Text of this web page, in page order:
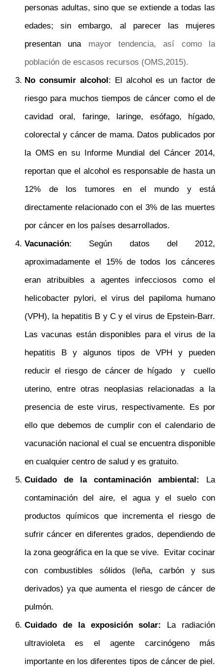
personas adultas, sino que se extiende a todas las
edades; sin embargo, al parecer las mujeres
presentan una mayor tendencia, así como la
población de escasos recursos (OMS,2015).
No consumir alcohol: El alcohol es un factor de
riesgo para muchos tiempos de cáncer como el de
cavidad oral, faringe, laringe, esófago, hígado,
colorectal y cáncer de mama. Datos publicados por
la OMS en su Informe Mundial del Cáncer 2014,
reportan que el alcohol es responsable de hasta un
12% de los tumores en el mundo y está
directamente relacionado con el 3% de las muertes
por cáncer en los países desarrollados.
Vacunación: Según datos del 2012,
aproximadamente el 15% de todos los cánceres
eran atribuibles a agentes infecciosos como el
helicobacter pylori, el virus del papiloma humano
(VPH), la hepatitis B y C y el virus de Epstein-Barr.
Las vacunas están disponibles para el virus de la
hepatitis B y algunos tipos de VPH y pueden
reducir el riesgo de cáncer de hígado y cuello
uterino, entre otras neoplasias relacionadas a la
presencia de este virus, respectivamente. Es por
ello que debemos de cumplir con el calendario de
vacunación nacional el cual se encuentra disponible
en cualquier centro de salud y es gratuito.
Cuidado de la contaminación ambiental: La
contaminación del aire, el agua y el suelo con
productos químicos que incrementa el riesgo de
sufrir cáncer en diferentes grados, dependiendo de
la zona geográfica en la que se vive. Evitar cocinar
con combustibles sólidos (leña, carbón y sus
derivados) ya que aumenta el riesgo de cáncer de
pulmón.
Cuidado de la exposición solar: La radiación
ultravioleta es el agente carcinógeno más
importante en los diferentes tipos de cáncer de piel.